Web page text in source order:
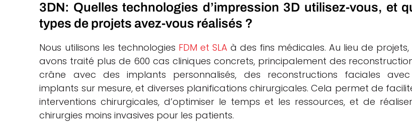
3DN: Quelles technologies d’impression 3D utilisez-vous, et
types de projets avez-vous réalisés ?
Nous utilisons les technologies FDM et SLA à des fins médicales. Au lieu de projets,
avons traité plus de 600 cas cliniques concrets, principalement des
crâne avec des implants personnalisés, des reconstructions faciales
implants sur mesure, et diverses planifications chirurgicales. Cela permet de
interventions chirurgicales, d’optimiser le temps et les ressources, et de
chirurgies moins invasives pour les patients.